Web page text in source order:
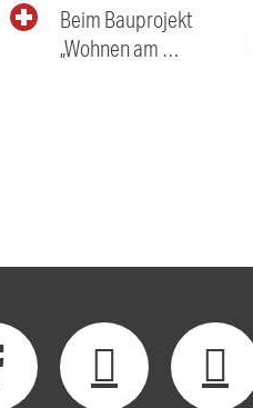
Beim Bauprojekt
„Wohnen am …